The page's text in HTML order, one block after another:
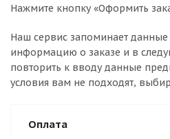
Нажмите кнопку «Оформить
Наш сервис запоминает данные
информацию о заказе и в
повторить к вводу данные
условия вам не подходят,
Оплата